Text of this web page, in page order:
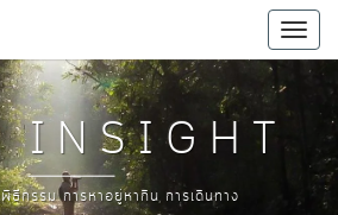
INSIGHT
ธีกรรม การหาอยู่หากิน การเดินทาง